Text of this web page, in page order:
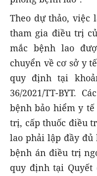
Theo dự thảo, việc
tham gia điều trị
mắc bệnh lao
chuyển về cơ sở y
quy định tại
36/2021/TT-BYT.
bệnh bảo hiểm y
trị, cấp thuốc điều
lao phải lập đầy đủ
bệnh án điều trị
quy định tại Quyết